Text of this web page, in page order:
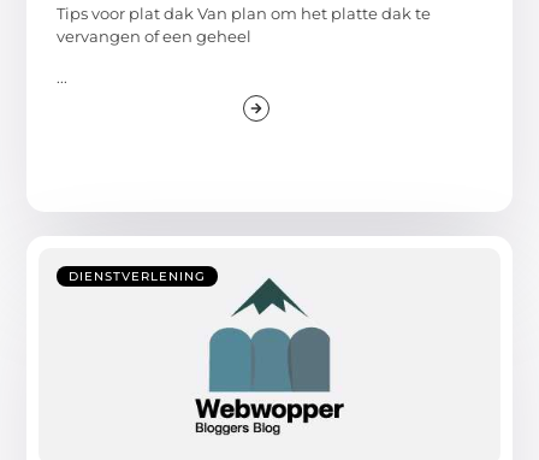
Tips voor plat dak Van plan om het platte dak te
vervangen of een geheel
...
DIENSTVERLENING